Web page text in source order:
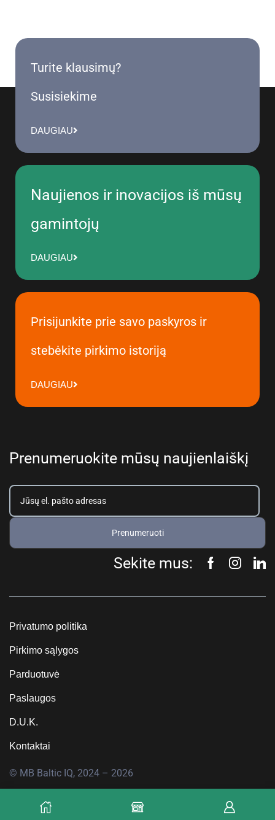
Turite klausimų?
Susisiekime
DAUGIAU
Naujienos ir inovacijos iš mūsų
gamintojų
DAUGIAU
Prisijunkite prie savo paskyros ir
stebėkite pirkimo istoriją
DAUGIAU
Prenumeruokite mūsų naujienlaiškį
Prenumeruoti
Sekite mus:
Privatumo politika
Pirkimo sąlygos
Parduotuvė
Paslaugos
D.U.K.
Kontaktai
© MB Baltic IQ, 2024 – 2026